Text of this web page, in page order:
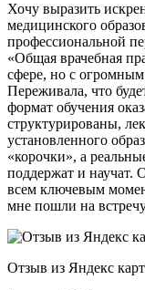
Хочу выразить
медицинского
профессиональной
«Общая врачебная
сфере, но с
Переживала, что
формат обучения
структурированы,
установленного
«корочки», а
поддержат и научат.
всем ключевым
мне пошли на
Отзыв из Яндекс карт